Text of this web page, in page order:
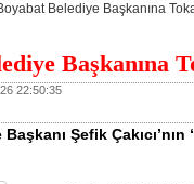
Belediye Başkanına
Başkanına
22:50:35
Şefik